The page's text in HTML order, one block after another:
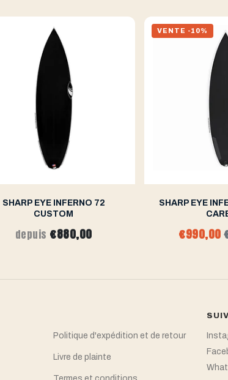
SHARP EYE INFERNO 72
CUSTOM
depuis €880,00
VENTE -10%
SHARP EYE
€990,00
Politique d'expédition et de retour
Livre de plainte